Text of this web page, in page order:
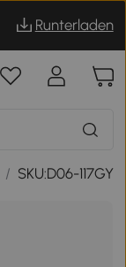
Runterladen
/ SKU:D06-117GY